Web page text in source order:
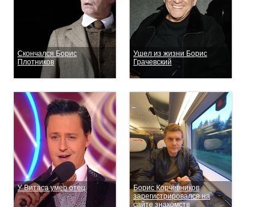
Скончался Борис
Плотников
Ушел из жизни Борис
Грачевский
У Витаса умер отец
Борис Корчевников
зарегистрировался на
сайте знакомств